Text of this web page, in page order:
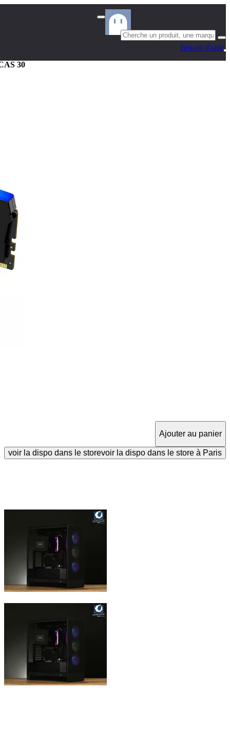
Besoin d'aide
30
Ajouter au panier
voir la dispo dans le storevoir la dispo dans le store à Paris